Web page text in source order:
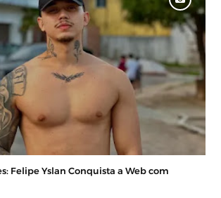
Felipe Yslan Conquista a Web com